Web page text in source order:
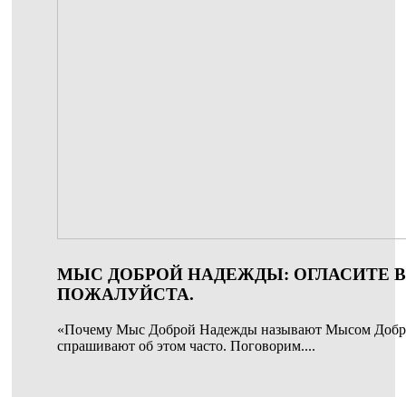
МЫС ДОБРОЙ НАДЕЖДЫ: ОГЛАСИТЕ
ПОЖАЛУЙСТА.
«Почему Мыс Доброй Надежды называют Мысом
спрашивают об этом часто. Поговорим....